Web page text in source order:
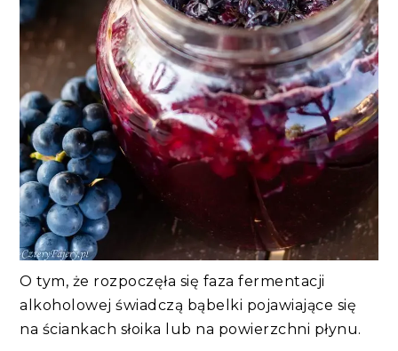
O tym, że rozpoczęła się faza fermentacji
alkoholowej świadczą bąbelki pojawiające się
na ściankach słoika lub na powierzchni płynu.